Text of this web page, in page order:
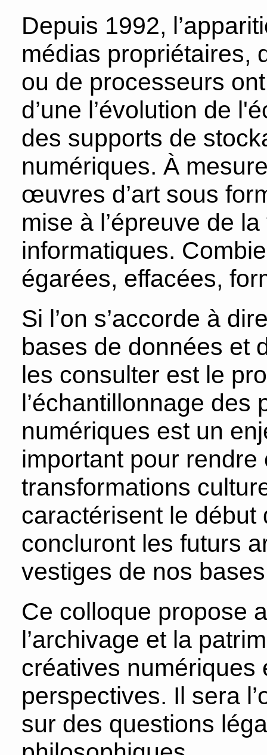
Depuis 1992,
médias propriétaires,
ou de processeurs
d’une l’évolution de
des supports de
numériques. À
œuvres d’art sous
mise à l’épreuve de
informatiques.
égarées, effacées,
Si l’on s’accorde à
bases de données et
les consulter est le
l’échantillonnage des
numériques est un
important pour rendre
transformations
caractérisent le début
concluront les futurs
vestiges de nos
Ce colloque propose
l’archivage et la
créatives numériques
perspectives. Il sera
sur des questions